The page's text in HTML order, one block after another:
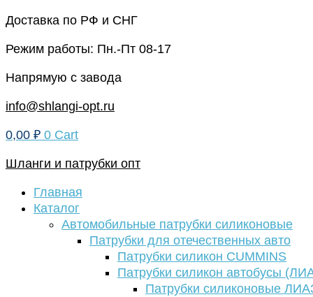
Перейти
содержимому
Доставка по РФ и СНГ
Режим работы: Пн.-Пт 08-17
Напрямую с завода
info@shlangi-opt.ru
0,00 ₽ 0 Cart
Шланги и патрубки опт
Главная
Каталог
Автомобильные патрубки силиконовые
Патрубки для отечественных авто
Патрубки силикон CUMMINS
Патрубки силикон автобусы
Патрубки силиконовые